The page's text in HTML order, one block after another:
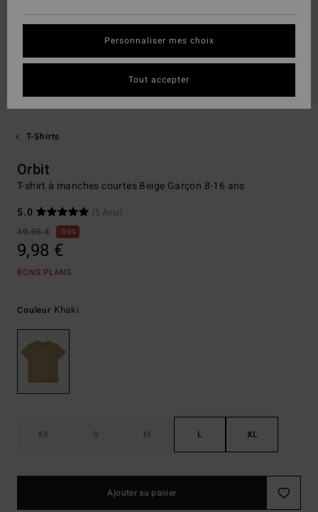
T-Shirts
Orbit
T-shirt à manches courtes Beige Garçon 8-16 ans
5.0
(5 Avis)
19,95 €
50%
9,98 €
BONS PLANS
Couleur Khaki
XS S M L XL
Ajouter au panier
Personnaliser mes choix
Tout accepter